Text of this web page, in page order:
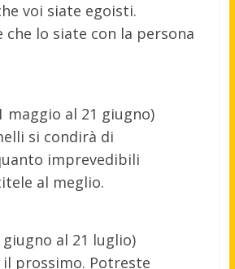
voi siate egoisti.
che lo siate con la persona
maggio al 21 giugno)
si condirà di
imprevedibili
al meglio.
giugno al 21 luglio)
prossimo. Potreste